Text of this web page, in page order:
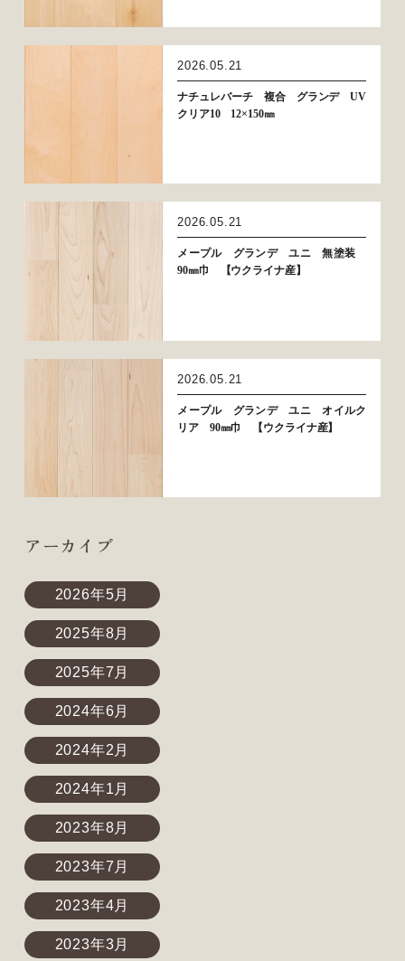
2026.05.21
ナチュレバーチ 複合 グランデ UV
クリア10 12×150㎜
2026.05.21
メープル グランデ ユニ 無塗装
90㎜巾 【ウクライナ産】
2026.05.21
メープル グランデ ユニ オイルク
リア 90㎜巾 【ウクライナ産】
アーカイブ
2026年5月
2025年8月
2025年7月
2024年6月
2024年2月
2024年1月
2023年8月
2023年7月
2023年4月
2023年3月